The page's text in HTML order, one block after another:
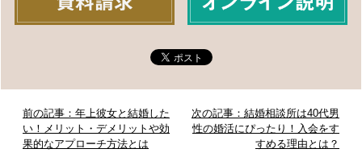
前の記事：年上彼女と結婚した
い！メリット・デメリットや効
果的なアプローチ方法とは
次の記事：結婚相談所は40代男
性の婚活にぴったり！入会をす
すめる理由とは？